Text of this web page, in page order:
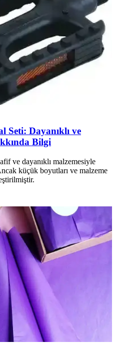
Seti: Dayanıklı ve
Bilgi
ve dayanıklı malzemesiyle
küçük boyutları ve malzeme